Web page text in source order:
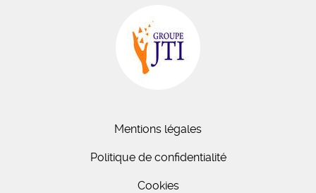
Mentions légales
Politique de confidentialité
Cookies